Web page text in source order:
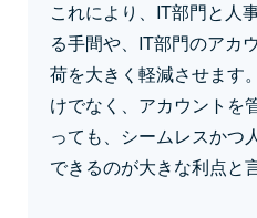
これにより、IT部門と人
る手間や、IT部門のアカ
荷を大きく軽減させます
けでなく、アカウントを
っても、シームレスかつ
できるのが大きな利点と